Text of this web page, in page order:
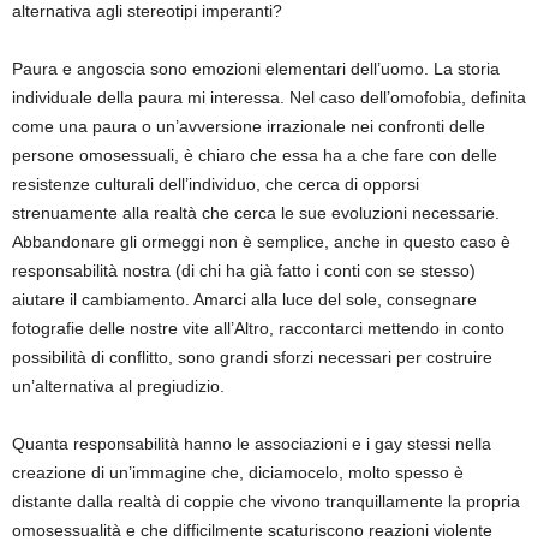
alternativa agli stereotipi imperanti?
Paura e angoscia sono emozioni elementari dell’uomo. La storia
individuale della paura mi interessa. Nel caso dell’omofobia, definita
come una paura o un’avversione irrazionale nei confronti delle
persone omosessuali, è chiaro che essa ha a che fare con delle
resistenze culturali dell’individuo, che cerca di opporsi
strenuamente alla realtà che cerca le sue evoluzioni necessarie.
Abbandonare gli ormeggi non è semplice, anche in questo caso è
responsabilità nostra (di chi ha già fatto i conti con se stesso)
aiutare il cambiamento. Amarci alla luce del sole, consegnare
fotografie delle nostre vite all’Altro, raccontarci mettendo in conto
possibilità di conflitto, sono grandi sforzi necessari per costruire
un’alternativa al pregiudizio.
Quanta responsabilità hanno le associazioni e i gay stessi nella
creazione di un’immagine che, diciamocelo, molto spesso è
distante dalla realtà di coppie che vivono tranquillamente la propria
omosessualità e che difficilmente scaturiscono reazioni violente